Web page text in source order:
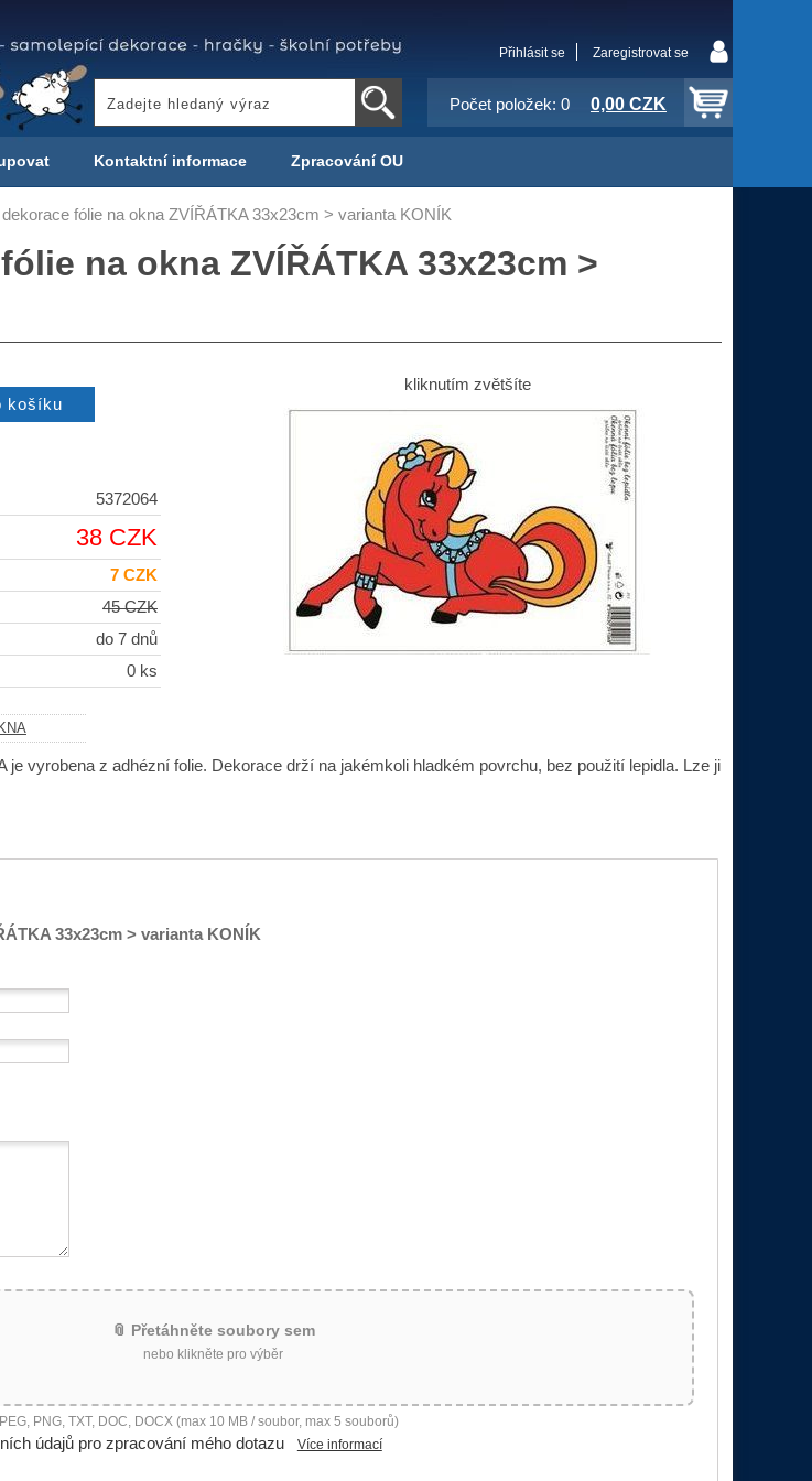
Přihlásit se Zaregistrovat se
Počet položek: 0 0,00 CZK
Kontaktní informace Zpracování OU
fólie na okna ZVÍŘÁTKA 33x23cm > varianta KONÍK
na okna ZVÍŘÁTKA 33x23cm >
kliknutím zvětšíte
5372064
38 CZK
7 CZK
45 CZK
do 7 dnů
0 ks
je vyrobena z adhézní folie. Dekorace drží na jakémkoli hladkém povrchu, bez použití lepidla. Lze ji
33x23cm > varianta KONÍK
📎 Přetáhněte soubory sem
nebo klikněte pro výběr
PNG, TXT, DOC, DOCX (max 10 MB / soubor, max 5 souborů)
údajů pro zpracování mého dotazu Více informací